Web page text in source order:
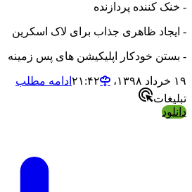
- خنک کننده پردازنده
- ایجاد ظاهری جذاب برای لاک اسکرین
- بستن خودکار اپلیکیشن های پس زمینه
۱۹ خرداد ۱۳۹۸،‏ ۲۱:۴۲
ادامه مطلب
تبلیغات
دانلود